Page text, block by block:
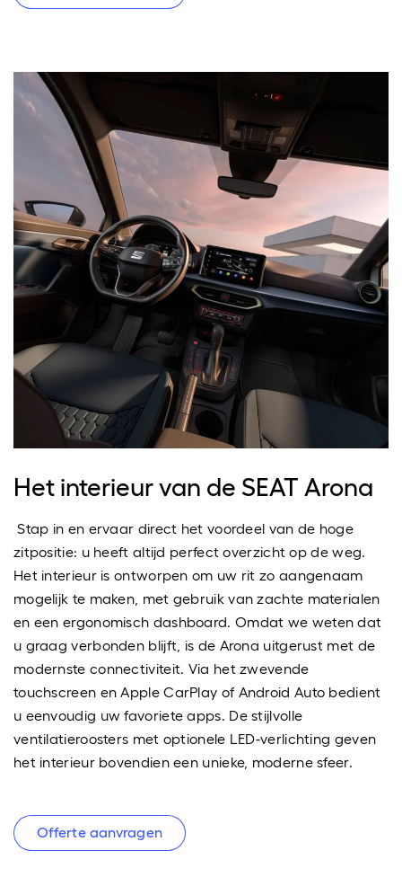
Het interieur van de SEAT Arona
Stap in en ervaar direct het voordeel van de hoge
zitpositie: u heeft altijd perfect overzicht op de weg.
Het interieur is ontworpen om uw rit zo aangenaam
mogelijk te maken, met gebruik van zachte materialen
en een ergonomisch dashboard. Omdat we weten dat
u graag verbonden blijft, is de Arona uitgerust met de
modernste connectiviteit. Via het zwevende
touchscreen en Apple CarPlay of Android Auto bedient
u eenvoudig uw favoriete apps. De stijlvolle
ventilatieroosters met optionele LED-verlichting geven
het interieur bovendien een unieke, moderne sfeer.
Offerte aanvragen